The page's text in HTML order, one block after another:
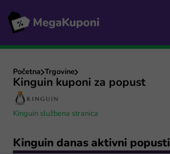
Početna Trgovine
Kinguin kuponi za popust
Kinguin službena stranica
Kinguin danas aktivni popusti